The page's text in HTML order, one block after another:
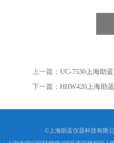
上一篇： UC-7530上海助
下一篇： HHW420上海助
©上海助蓝仪器科技有限